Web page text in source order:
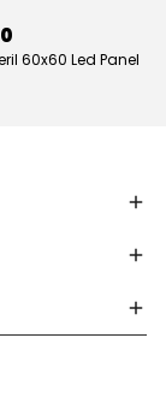
60x60 Led Panel